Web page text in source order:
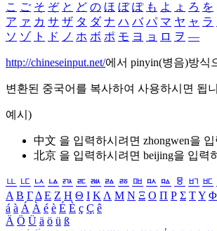
こ ご そ ぞ と ど の ほ ぼ ぽ も よ ょ ろ を
ア ァ カ サ ザ タ ダ ナ ハ バ パ マ ヤ ャ ラ
ソ ゾ ト ド ノ ホ ボ ポ モ ヨ ョ ロ ヲ ―
http://chineseinput.net/에서 pinyin(병음)방식
변환된 중국어를 복사하여 사용하시면 됩
예시)
中文 을 입력하시려면 zhongwen을
北京 을 입력하시려면 beijing을 입력
ㅥ ㅦ ㅧ ㅨ ㅩ ㅪ ㅫ ㅬ ㅭ ㅮ ㅯ ㅰ ㅱ ㅲ ㅳ
Α Β ΓΔ Ε Ζ Η Θ Ι ΚΛ Μ Ν Ξ Ο Π Ρ Σ ΤΥ Φ
á à Á À é è É È ç Ç ê
Ä Ö Ü ä ö ü ß